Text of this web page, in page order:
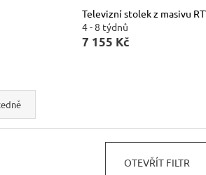
Televizní stolek z masivu
4 - 8 týdnů
7 155 Kč
OTEVŘÍT FILTR
ŽIDLE MEXICANA SIL25
403 Kč